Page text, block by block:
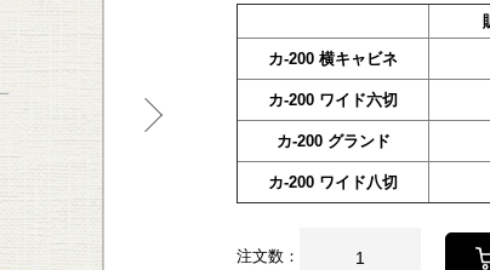
カ-200 横キャビネ
カ-200 ワイド六切
カ-200 グランド
カ-200 ワイド八切
注文数：